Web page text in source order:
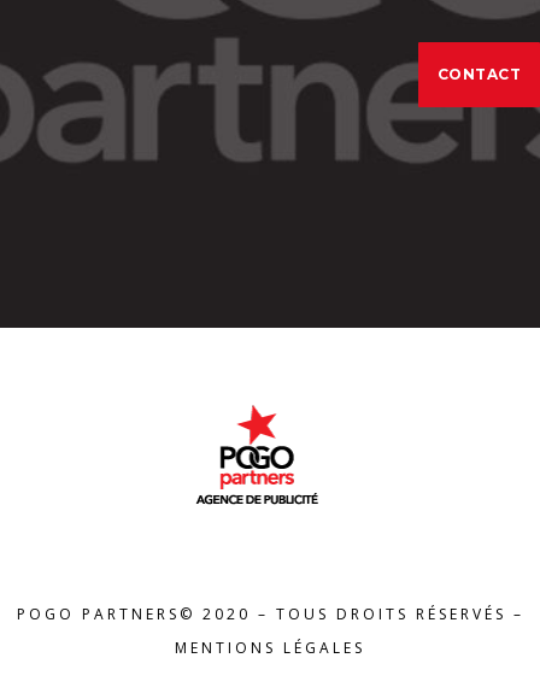
CONTACT
POGO PARTNERS© 2020 – TOUS DROITS RÉSERVÉS –
MENTIONS LÉGALES